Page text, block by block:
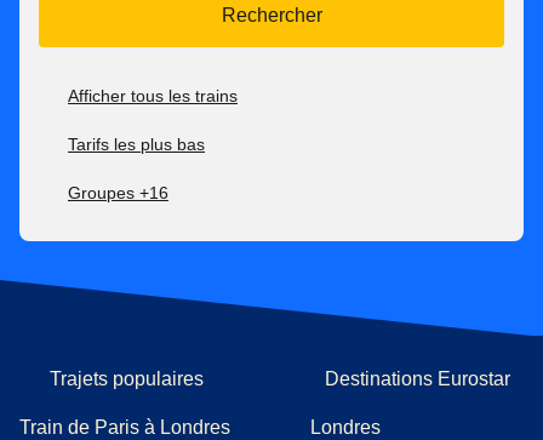
Rechercher
Afficher tous les trains
Tarifs les plus bas
Groupes +16
Trajets populaires
Train de Paris à Londres
Destinations Eurostar
Londres